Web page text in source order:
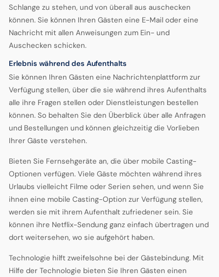
Schlange zu stehen, und von überall aus auschecken
können. Sie können Ihren Gästen eine E-Mail oder eine
Nachricht mit allen Anweisungen zum Ein- und
Auschecken schicken.
Erlebnis während des Aufenthalts
Sie können Ihren Gästen eine Nachrichtenplattform zur
Verfügung stellen, über die sie während ihres Aufenthalts
alle ihre Fragen stellen oder Dienstleistungen bestellen
können. So behalten Sie den Überblick über alle Anfragen
und Bestellungen und können gleichzeitig die Vorlieben
Ihrer Gäste verstehen.
Bieten Sie Fernsehgeräte an, die über mobile Casting-
Optionen verfügen. Viele Gäste möchten während ihres
Urlaubs vielleicht Filme oder Serien sehen, und wenn Sie
ihnen eine mobile Casting-Option zur Verfügung stellen,
werden sie mit ihrem Aufenthalt zufriedener sein. Sie
können ihre Netflix-Sendung ganz einfach übertragen und
dort weitersehen, wo sie aufgehört haben.
Technologie hilft zweifelsohne bei der Gästebindung. Mit
Hilfe der Technologie bieten Sie Ihren Gästen einen